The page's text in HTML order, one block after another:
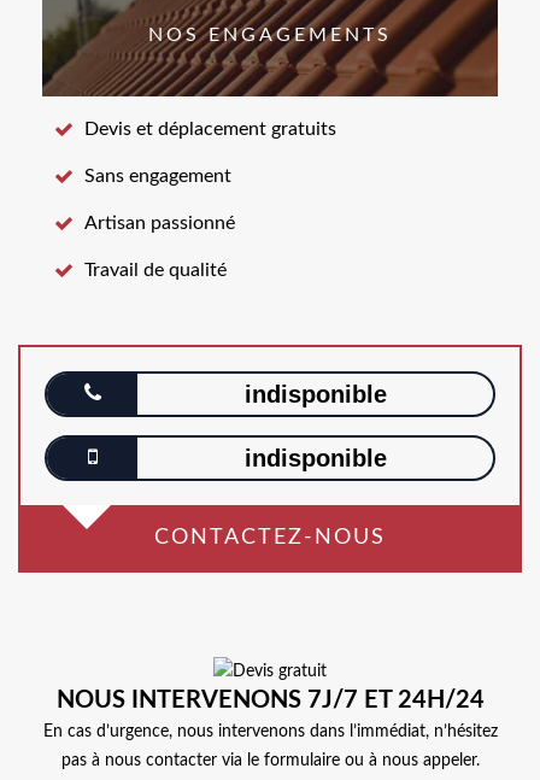
NOS ENGAGEMENTS
Devis et déplacement gratuits
Sans engagement
Artisan passionné
Travail de qualité
indisponible
indisponible
CONTACTEZ-NOUS
NOUS INTERVENONS 7J/7 ET 24H/24
En cas d’urgence, nous intervenons dans l’immédiat, n’hésitez
pas à nous contacter via le formulaire ou à nous appeler.